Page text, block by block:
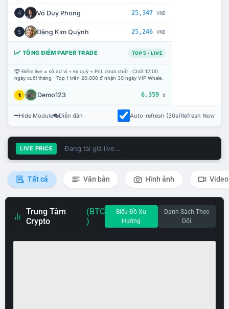
4 Võ Duy Phong 25,347 VNĐ
5 Đặng Kim Quỳnh 25,246 VNĐ
TỔNG ĐIỂM PAPER TRADE TOP 5 · LIVE
Điểm live = số dư ví + ký quỹ + PnL chưa chốt · Chốt 12:00
ngày cuối tháng · Top 1 trên 20.000 đ nhận 30 ngày VIP Whale.
1 Demo123 6.359 đ
Hide Module Diễn đàn Auto-refresh (30s)Refresh Now
LIVE PRICE Đang tải giá live...
Tất cả Văn bản Hình ảnh Video
Trung Tâm
Crypto
(BTC
)
Biểu Đồ Xu
Hướng
Danh Sách Theo
Dõi